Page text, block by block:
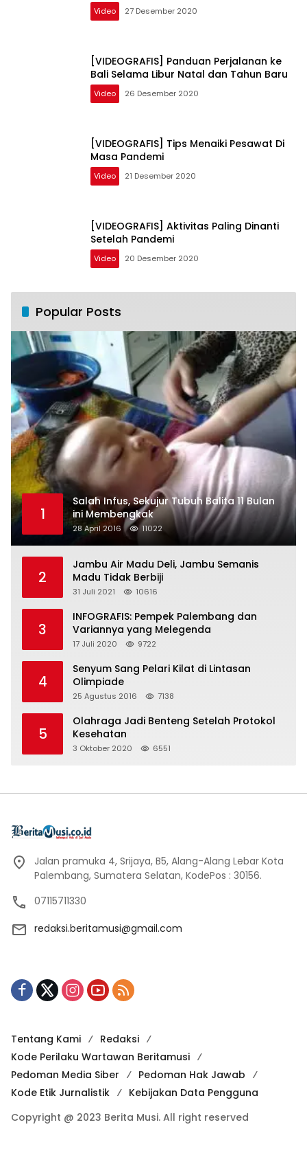
Video 27 Desember 2020
[VIDEOGRAFIS] Panduan Perjalanan ke
Bali Selama Libur Natal dan Tahun Baru
Video 26 Desember 2020
[VIDEOGRAFIS] Tips Menaiki Pesawat Di
Masa Pandemi
Video 21 Desember 2020
[VIDEOGRAFIS] Aktivitas Paling Dinanti
Setelah Pandemi
Video 20 Desember 2020
Popular Posts
1
Salah Infus, Sekujur Tubuh Balita 11 Bulan
ini Membengkak
28 April 2016 11022
2
Jambu Air Madu Deli, Jambu Semanis
Madu Tidak Berbiji
31 Juli 2021 10616
3
INFOGRAFIS: Pempek Palembang dan
Variannya yang Melegenda
17 Juli 2020 9722
4
Senyum Sang Pelari Kilat di Lintasan
Olimpiade
25 Agustus 2016 7138
5
Olahraga Jadi Benteng Setelah Protokol
Kesehatan
3 Oktober 2020 6551
Jalan pramuka 4, Srijaya, B5, Alang-Alang Lebar Kota
Palembang, Sumatera Selatan, KodePos : 30156.
07115711330
redaksi.beritamusi@gmail.com
Tentang Kami
Redaksi
Kode Perilaku Wartawan Beritamusi
Pedoman Media Siber
Pedoman Hak Jawab
Kode Etik Jurnalistik
Kebijakan Data Pengguna
Copyright @ 2023 Berita Musi. All right reserved